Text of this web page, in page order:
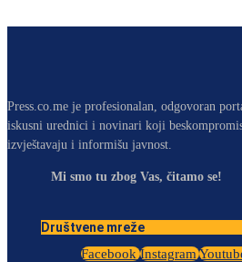
Press.co.me je profesionalan, odgovoran
iskusni urednici i novinari koji
izvještavaju i informišu javnost.
Mi smo tu zbog Vas, čitamo se!
Društvene mreže
Facebook Instagram